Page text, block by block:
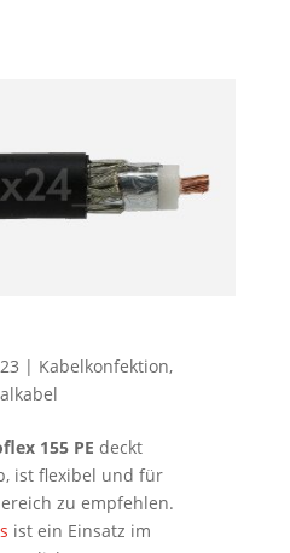
| Kabelkonfektion,
155 PE deckt
ist flexibel und für
zu empfehlen.
ist ein Einsatz im